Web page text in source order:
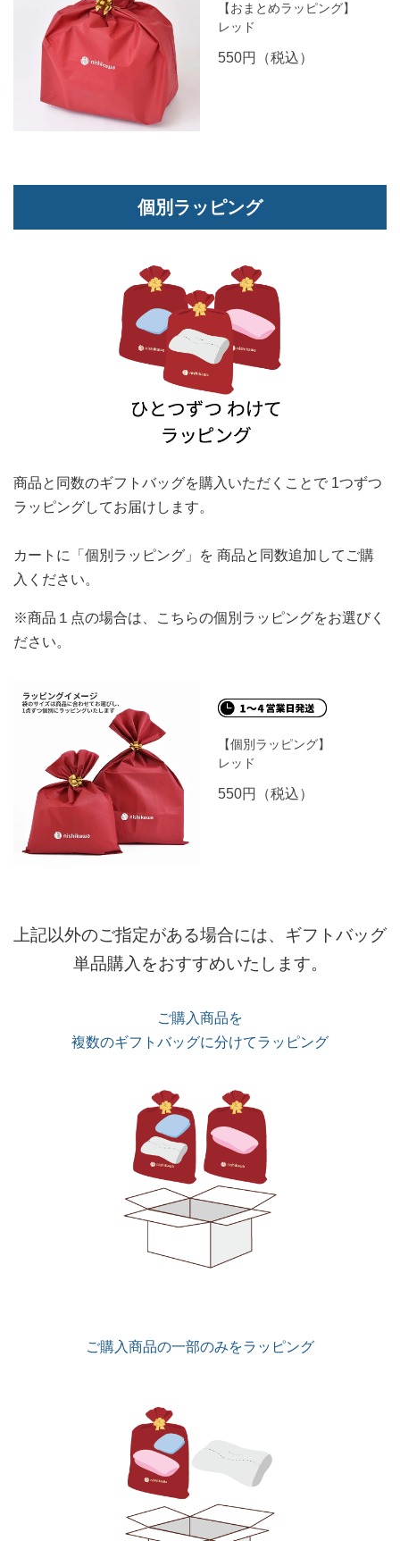
【おまとめラッピング】
レッド
550円（税込）
個別ラッピング
商品と同数のギフトバッグを購入いただくことで 1つずつ
ラッピングしてお届けします。
カートに「個別ラッピング」を 商品と同数追加してご購
入ください。
※商品１点の場合は、こちらの個別ラッピングをお選びく
ださい。
【個別ラッピング】
レッド
550円（税込）
上記以外のご指定がある場合には、ギフトバッグ
単品購入をおすすめいたします。
ご購入商品を
複数のギフトバッグに分けてラッピング
ご購入商品の一部のみをラッピング